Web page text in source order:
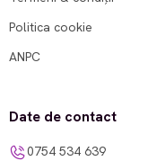
Politica cookie
ANPC
Date de contact
0754 534 639